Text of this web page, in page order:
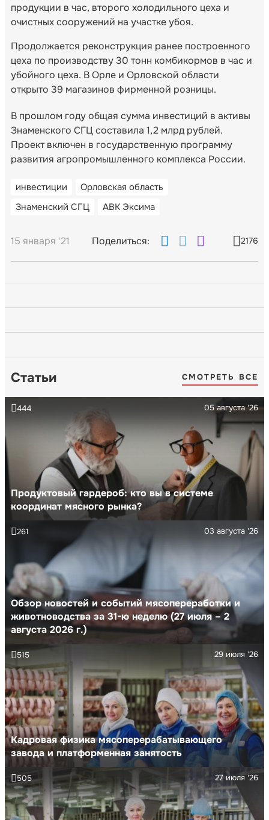
продукции в час, второго холодильного цеха и
очистных сооружений на участке убоя.
Продолжается реконструкция ранее построенного
цеха по производству 30 тонн комбикормов в час и
убойного цеха. В Орле и Орловской области
открыто 39 магазинов фирменной розницы.
В прошлом году общая сумма инвестиций в активы
Знаменского СГЦ составила 1,2 млрд рублей.
Проект включен в государственную программу
развития агропромышленного комплекса России.
инвестиции
Орловская область
Знаменский СГЦ
АВК Эксима
15 января '21 Поделиться: 2176
Статьи СМОТРЕТЬ ВСЕ
Продуктовый гардероб: кто вы в системе
координат мясного рынка?
05 августа '26
444
Обзор новостей и событий мясопереработки и
животноводства за 31-ю неделю (27 июля – 2
августа 2026 г.)
03 августа '26
261
Кадровая физика мясоперерабатывающего
завода и платформенная занятость
29 июля '26
515
27 июля '26
505